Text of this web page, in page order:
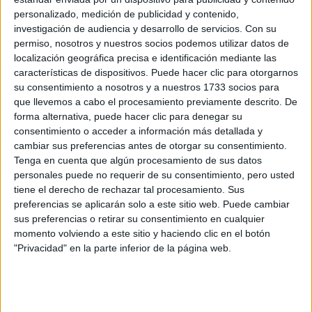
personalizado, medición de publicidad y contenido,
investigación de audiencia y desarrollo de servicios. Con su
permiso, nosotros y nuestros socios podemos utilizar datos de
localización geográfica precisa e identificación mediante las
características de dispositivos. Puede hacer clic para otorgarnos
su consentimiento a nosotros y a nuestros 1733 socios para
que llevemos a cabo el procesamiento previamente descrito. De
forma alternativa, puede hacer clic para denegar su
consentimiento o acceder a información más detallada y
cambiar sus preferencias antes de otorgar su consentimiento.
Tenga en cuenta que algún procesamiento de sus datos
personales puede no requerir de su consentimiento, pero usted
tiene el derecho de rechazar tal procesamiento. Sus
preferencias se aplicarán solo a este sitio web. Puede cambiar
sus preferencias o retirar su consentimiento en cualquier
momento volviendo a este sitio y haciendo clic en el botón
"Privacidad" en la parte inferior de la página web.
posibles tres diplomaturas. No se si deberia conformarme con
empresariales o buscar otra carrera, se que lo adecuado es
seguir estudiando informatica pero me gustaria tener varias
opciones en mi futuro profesional.
Mi meta en la vida es ser un empresario, quiero saber
vuestra opinion sobre que carrera estudiariais en mi
situacion, puede ayudarme mucho.
Muchas gracias a todos por adelantado.
Inicio
Etiquetas: La universidad - un mundo